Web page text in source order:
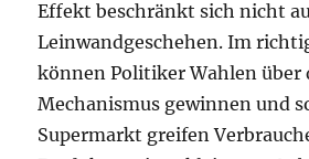
Effekt beschränkt sich nicht
Leinwandgeschehen. Im
können Politiker Wahlen über
Mechanismus gewinnen und
Supermarkt greifen